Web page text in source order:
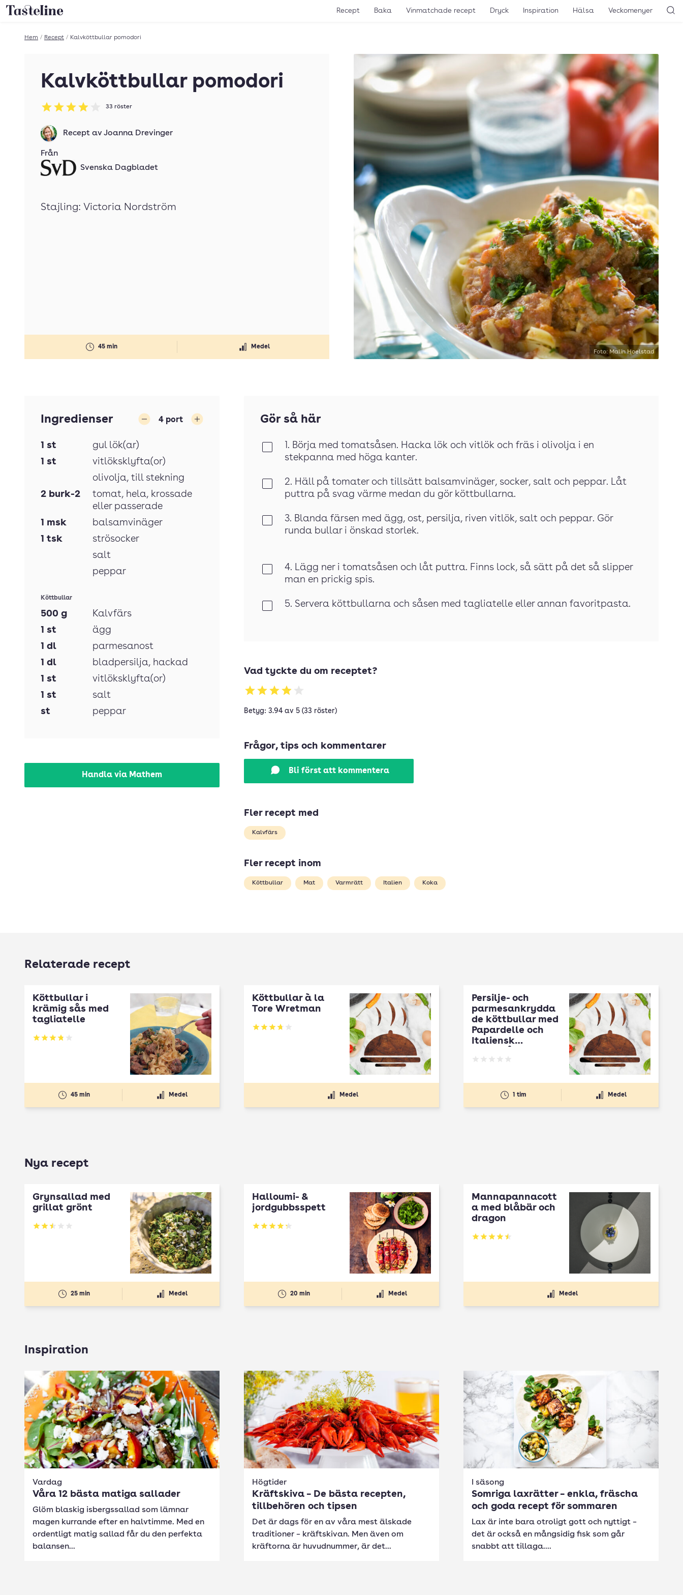
Till Tastelines startsida Recept Baka Vinmatchade recept Dryck Inspiration Hälsa Veckomenyer
Hem / Recept / Kalvköttbullar pomodori
Kalvköttbullar pomodori
Betyg: 3.94 av 5
33 röster
45 min Medel
Recept av Joanna Drevinger
Från
Svenska Dagbladet
Stajling: Victoria Nordström
Foto: Malin Hoelstad
Ingredienser 4 port
1 st
gul lök(ar)
1 st
vitlöksklyfta(or)
olivolja, till stekning
2 burk-2 tomat, hela, krossade
eller passerade
1 msk
balsamvinäger
1 tsk
strösocker
salt
peppar
Köttbullar
500 g
Kalvfärs
1 st
ägg
1 dl
parmesanost
1 dl bladpersilja, hackad
1 st
vitlöksklyfta(or)
1 st
salt
st
peppar
Handla via Mathem
Gör så här
1. Börja med tomatsåsen. Hacka lök och vitlök och fräs i olivolja i en
stekpanna med höga kanter.
2. Häll på tomater och tillsätt balsamvinäger, socker, salt och peppar. Låt
puttra på svag värme medan du gör köttbullarna.
3. Blanda färsen med ägg, ost, persilja, riven vitlök, salt och peppar. Gör
runda bullar i önskad storlek.
4. Lägg ner i tomatsåsen och låt puttra. Finns lock, så sätt på det så slipper
man en prickig spis.
5. Servera köttbullarna och såsen med tagliatelle eller annan favoritpasta.
Vad tyckte du om receptet?
Betyg: 3.94 av 5 (33 röster)
Frågor, tips och kommentarer
Bli först att kommentera
Fler recept med
Kalvfärs
Fler recept inom
Köttbullar Mat Varmrätt Italien Koka
Relaterade recept
Köttbullar i
krämig sås med
tagliatelle
Betyg: 3.78 av 5
45 min Medel
Köttbullar à la
Tore Wretman
Betyg: 3.72 av 5
Medel
Persilje- och
parmesankrydda
de köttbullar med
Papardelle och
Italiensk
Betyg: 0 av 5
1 tim Medel
Nya recept
Grynsallad med
grillat grönt
Betyg: 2.5 av 5
25 min Medel
Halloumi- &
jordgubbsspett
Betyg: 4.3 av 5
20 min Medel
Mannapannacott
a med blåbär och
dragon
Betyg: 4.5 av 5
Medel
Inspiration
Vardag
Våra 12 bästa matiga sallader
Glöm blaskig isbergssallad som lämnar
magen kurrande efter en halvtimme. Med en
ordentligt matig sallad får du den perfekta
balansen...
Högtider
Kräftskiva – De bästa recepten,
tillbehören och tipsen
Det är dags för en av våra mest älskade
traditioner – kräftskivan. Men även om
kräftorna är huvudnummer, är det...
I säsong
Somriga laxrätter – enkla, fräscha
och goda recept för sommaren
Lax är inte bara otroligt gott och nyttigt –
det är också en mångsidig fisk som går
snabbt att tillaga....